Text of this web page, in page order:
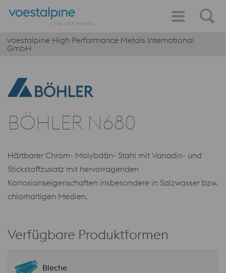
voestalpine High Performance Metals International
GmbH
BÖHLER N680
Härtbarer Chrom- Molybdän- Stahl mit Vanadin- und
Stickstoffzusatz mit hervorragenden
Korrosionseigenschaften insbesondere in Salzwasser bzw.
chlorhaltigen Medien.
Verfügbare Produktformen
Bleche